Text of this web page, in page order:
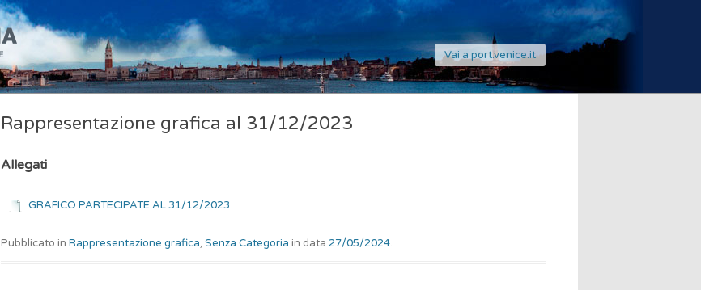
Vai a port.venice.it
Rappresentazione grafica al 31/12/2023
Allegati
GRAFICO PARTECIPATE AL 31/12/2023
Pubblicato in Rappresentazione grafica, Senza Categoria in data 27/05/2024.